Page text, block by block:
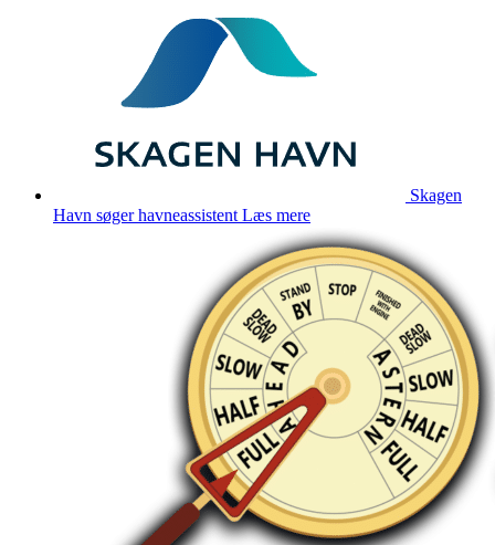
Skagen
Havn søger havneassistent Læs mere